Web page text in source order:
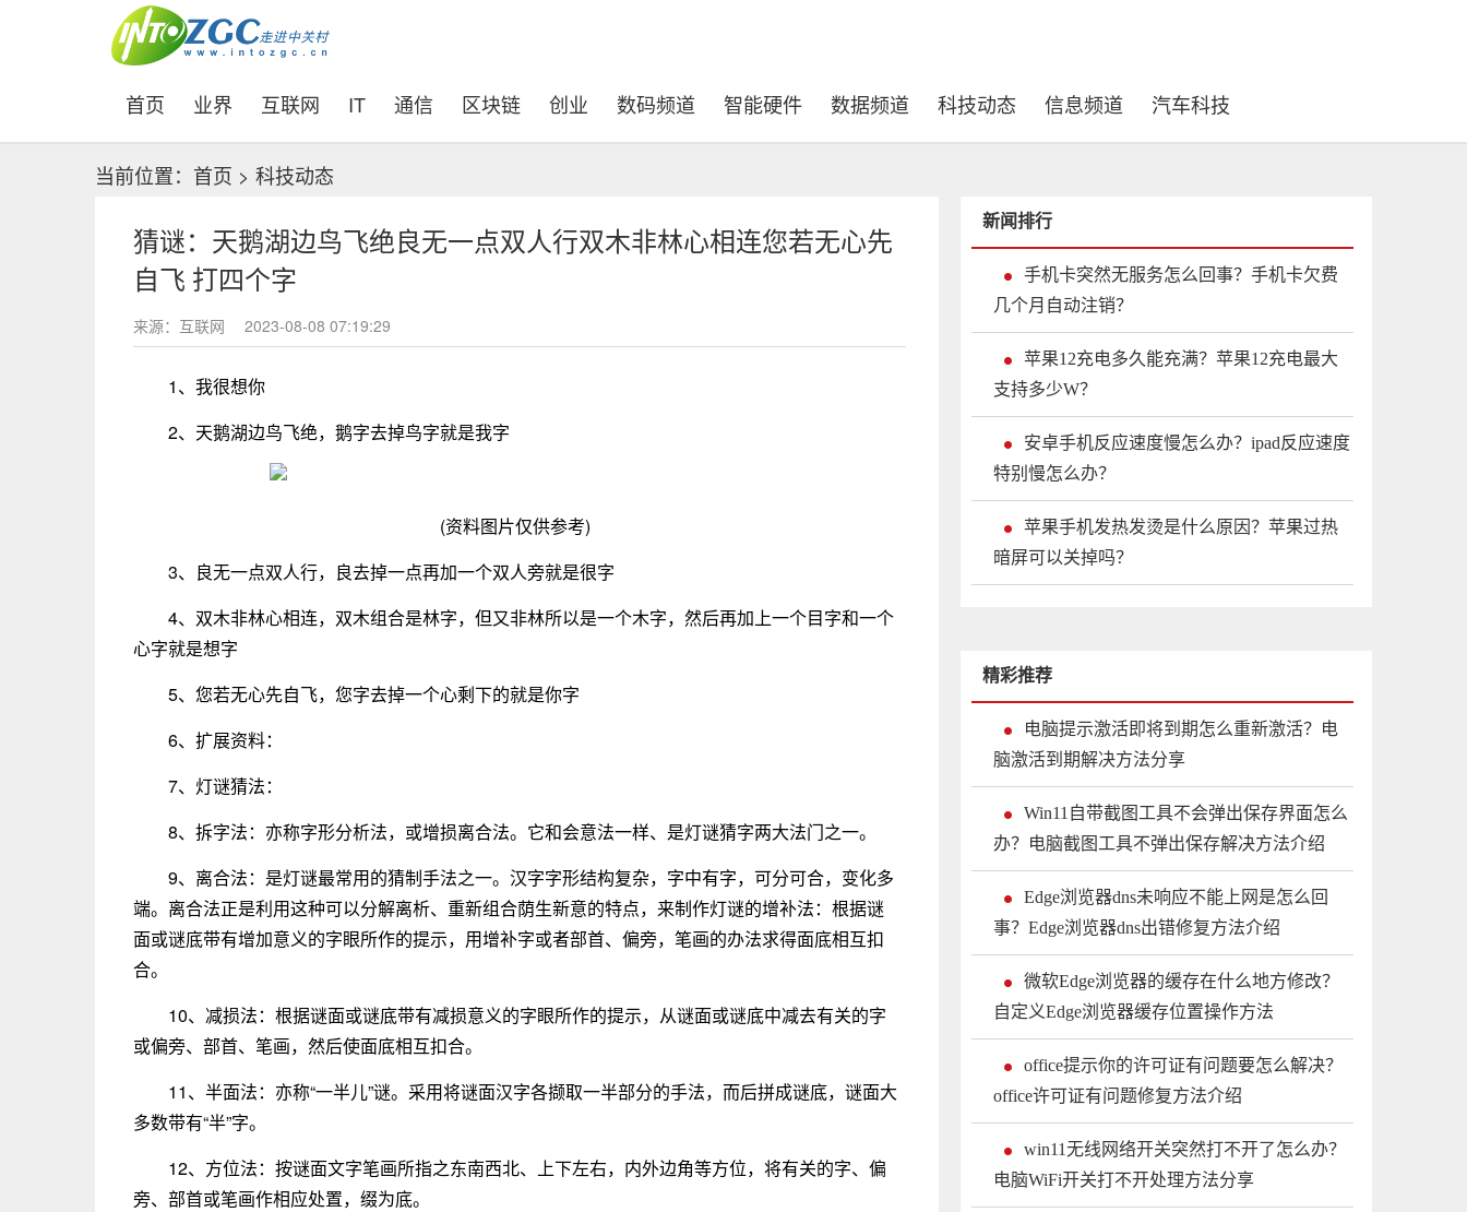
首页 (current)
业界 互联网 IT 通信 区块链 创业 数码频道 智能硬件 数据频道 科技动态 信息频道 汽车科技
当前位置： 首页 > 科技动态
猜谜：天鹅湖边鸟飞绝良无一点双人行双木非林心相连您若无心先
自飞 打四个字
来源：互联网 2023-08-08 07:19:29
1、我很想你
2、天鹅湖边鸟飞绝，鹅字去掉鸟字就是我字
(资料图片仅供参考)
3、良无一点双人行，良去掉一点再加一个双人旁就是很字
4、双木非林心相连，双木组合是林字，但又非林所以是一个木字，然后再加上一个目字和一个
心字就是想字
5、您若无心先自飞，您字去掉一个心剩下的就是你字
6、扩展资料：
7、灯谜猜法：
8、拆字法：亦称字形分析法，或增损离合法。它和会意法一样、是灯谜猜字两大法门之一。
9、离合法：是灯谜最常用的猜制手法之一。汉字字形结构复杂，字中有字，可分可合，变化多
端。离合法正是利用这种可以分解离析、重新组合荫生新意的特点，来制作灯谜的增补法：根据谜
面或谜底带有增加意义的字眼所作的提示，用增补字或者部首、偏旁，笔画的办法求得面底相互扣
合。
10、减损法：根据谜面或谜底带有减损意义的字眼所作的提示，从谜面或谜底中减去有关的字
或偏旁、部首、笔画，然后使面底相互扣合。
11、半面法：亦称“一半儿”谜。采用将谜面汉字各撷取一半部分的手法，而后拼成谜底，谜面大
多数带有“半”字。
12、方位法：按谜面文字笔画所指之东南西北、上下左右，内外边角等方位，将有关的字、偏
旁、部首或笔画作相应处置，缀为底。
新闻排行
手机卡突然无服务怎么回事？手机卡欠费
几个月自动注销？
苹果12充电多久能充满？苹果12充电最大
支持多少W？
安卓手机反应速度慢怎么办？ipad反应速度
特别慢怎么办？
苹果手机发热发烫是什么原因？苹果过热
暗屏可以关掉吗？
精彩推荐
电脑提示激活即将到期怎么重新激活？电
脑激活到期解决方法分享
Win11自带截图工具不会弹出保存界面怎么
办？电脑截图工具不弹出保存解决方法介绍
Edge浏览器dns未响应不能上网是怎么回
事？Edge浏览器dns出错修复方法介绍
微软Edge浏览器的缓存在什么地方修改？
自定义Edge浏览器缓存位置操作方法
office提示你的许可证有问题要怎么解决？
office许可证有问题修复方法介绍
win11无线网络开关突然打不开了怎么办？
电脑WiFi开关打不开处理方法分享